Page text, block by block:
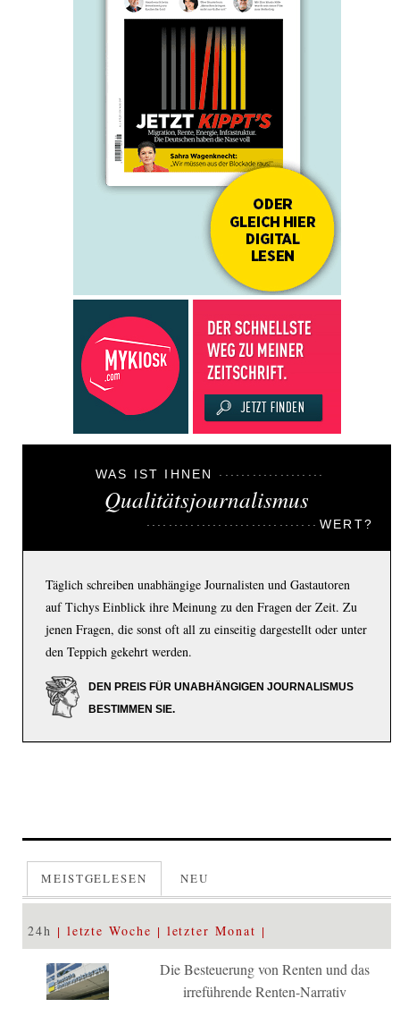
WAS IST IHNEN
Qualitätsjournalismus
WERT?
Täglich schreiben unabhängige Journalisten und Gastautoren
auf Tichys Einblick ihre Meinung zu den Fragen der Zeit. Zu
jenen Fragen, die sonst oft all zu einseitig dargestellt oder unter
den Teppich gekehrt werden.
DEN PREIS FÜR UNABHÄNGIGEN JOURNALISMUS
BESTIMMEN SIE.
MEISTGELESEN NEU
24h letzte Woche letzter Monat
Die Besteuerung von Renten und das
irreführende Renten-Narrativ